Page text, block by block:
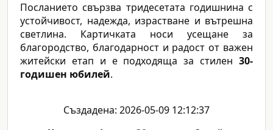
Посланието свързва тридесетата годишнина с
устойчивост, надежда, израстване и вътрешна
светлина. Картичката носи усещане за
благородство, благодарност и радост от важен
житейски етап и е подходяща за стилен 30-
годишен юбилей.
Създадена: 2026-05-09 12:12:37